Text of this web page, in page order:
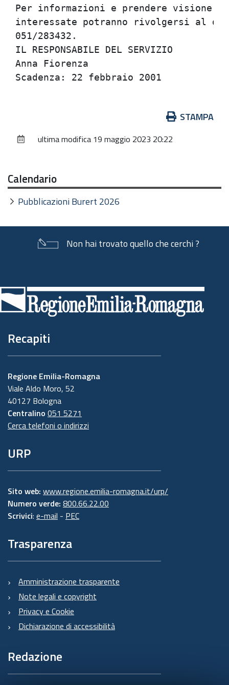
Per informazioni e
interessate potranno
051/
IL
Anna
documento
STAMPA
ultima modifica 19 maggio 2023 20:22
Calendario
Pubblicazioni Burert 2026
Non hai trovato quello che cerchi ?
di
pagina
Recapiti
Regione Emilia-Romagna
Viale Aldo Moro, 52
40127 Bologna
Centralino 051 5271
Cerca telefoni o indirizzi
URP
Sito web: www.regione.emilia-romagna.it/urp/
Numero verde: 800.66.22.00
Scrivici: e-mail - PEC
Trasparenza
Amministrazione trasparente
Note legali e copyright
Privacy e Cookie
Dichiarazione di accessibilità
Redazione